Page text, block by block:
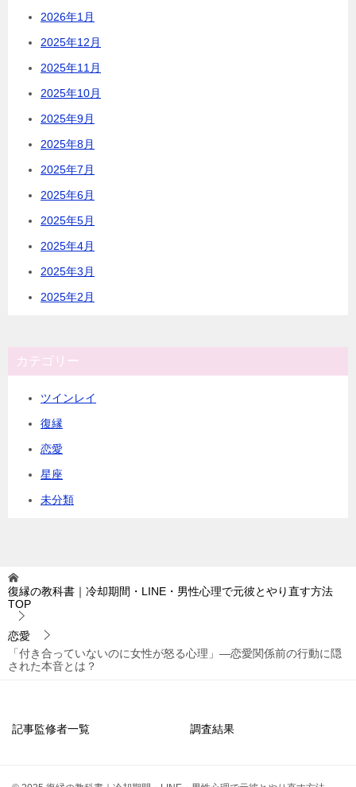
2026年1月
2025年12月
2025年11月
2025年10月
2025年9月
2025年8月
2025年7月
2025年6月
2025年5月
2025年4月
2025年3月
2025年2月
カテゴリー
ツインレイ
復縁
恋愛
星座
未分類
復縁の教科書｜冷却期間・LINE・男性心理で元彼とやり直す方法
TOP
恋愛
「付き合っていないのに女性が怒る心理」―恋愛関係前の行動に隠
された本音とは？
記事監修者一覧 調査結果